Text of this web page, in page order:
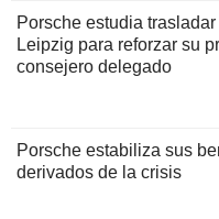
Porsche estudia
Leipzig para reforzar su
consejero delegado
Porsche estabiliza sus
derivados de la crisis